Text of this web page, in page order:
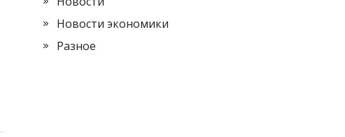
Новости экономики
Разное